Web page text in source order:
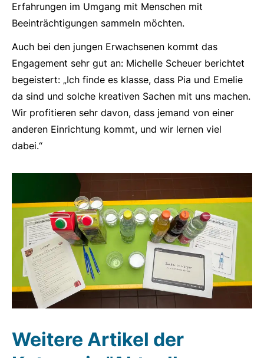
Erfahrungen im Umgang mit Menschen mit
Beeinträchtigungen sammeln möchten.
Auch bei den jungen Erwachsenen kommt das
Engagement sehr gut an: Michelle Scheuer berichtet
begeistert: „Ich finde es klasse, dass Pia und Emelie
da sind und solche kreativen Sachen mit uns machen.
Wir profitieren sehr davon, dass jemand von einer
anderen Einrichtung kommt, und wir lernen viel
dabei.“
Weitere Artikel der